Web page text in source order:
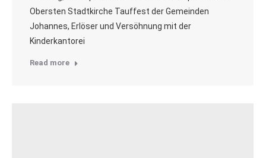
Obersten Stadtkirche Tauffest der Gemeinden
Johannes, Erlöser und Versöhnung mit der
Kinderkantorei
Read more